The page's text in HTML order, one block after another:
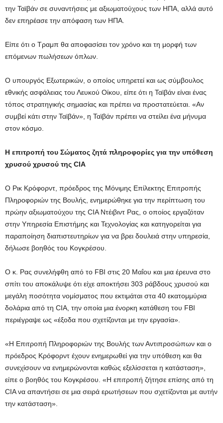
την Ταϊβάν σε συναντήσεις με αξιωματούχους των ΗΠΑ, αλλά αυτό
δεν επηρέασε την απόφαση των ΗΠΑ.
Είπε ότι ο Τραμπ θα αποφασίσει τον χρόνο και τη μορφή των
επόμενων πωλήσεων όπλων.
Ο υπουργός Εξωτερικών, ο οποίος υπηρετεί και ως σύμβουλος
εθνικής ασφάλειας του Λευκού Οίκου, είπε ότι η Ταϊβάν είναι ένας
τόπος στρατηγικής σημασίας και πρέπει να προστατεύεται. «Αν
συμβεί κάτι στην Ταϊβάν», η Ταϊβάν πρέπει να στείλει ένα μήνυμα
στον κόσμο.
Η επιτροπή του Σώματος ζητά πληροφορίες για την υπόθεση
χρυσού χρυσού της CIA
Ο Ρικ Κρόφορντ, πρόεδρος της Μόνιμης Επίλεκτης Επιτροπής
Πληροφοριών της Βουλής, ενημερώθηκε για την περίπτωση του
πρώην αξιωματούχου της CIA Ντέιβιντ Ρας, ο οποίος εργαζόταν
στην Υπηρεσία Επιστήμης και Τεχνολογίας και κατηγορείται για
παραποίηση διαπιστευτηρίων για να βρει δουλειά στην υπηρεσία,
δήλωσε βοηθός του Κογκρέσου.
Ο κ. Ρας συνελήφθη από το FBI στις 20 Μαΐου και μια έρευνα στο
σπίτι του αποκάλυψε ότι είχε αποκτήσει 303 ράβδους χρυσού και
μεγάλη ποσότητα νομίσματος που εκτιμάται στα 40 εκατομμύρια
δολάρια από τη CIA, την οποία μια ένορκη κατάθεση του FBI
περιέγραψε ως «έξοδα που σχετίζονται με την εργασία».
«Η Επιτροπή Πληροφοριών της Βουλής των Αντιπροσώπων και ο
πρόεδρος Κρόφορντ έχουν ενημερωθεί για την υπόθεση και θα
συνεχίσουν να ενημερώνονται καθώς εξελίσσεται η κατάσταση»,
είπε ο βοηθός του Κογκρέσου. «Η επιτροπή ζήτησε επίσης από τη
CIA να απαντήσει σε μια σειρά ερωτήσεων που σχετίζονται με αυτήν
την κατάσταση».